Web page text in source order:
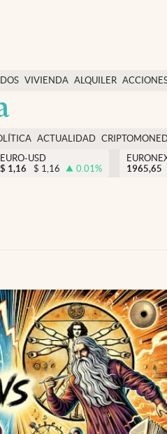
VIVIENDA ALQUILER
USA
ACTUALIDAD
EURO-USD
$ 1,16 $ 1,16 0.01%
1965,65